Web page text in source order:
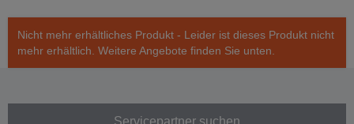
Nicht mehr erhältliches Produkt - Leider ist dieses Produkt nicht
mehr erhältlich. Weitere Angebote finden Sie unten.
Servicepartner suchen